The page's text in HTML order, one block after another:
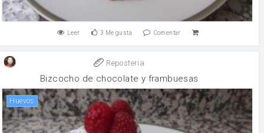
Leer 3 Me gusta Comentar
Reposteria
Bizcocho de chocolate y frambuesas
huevos